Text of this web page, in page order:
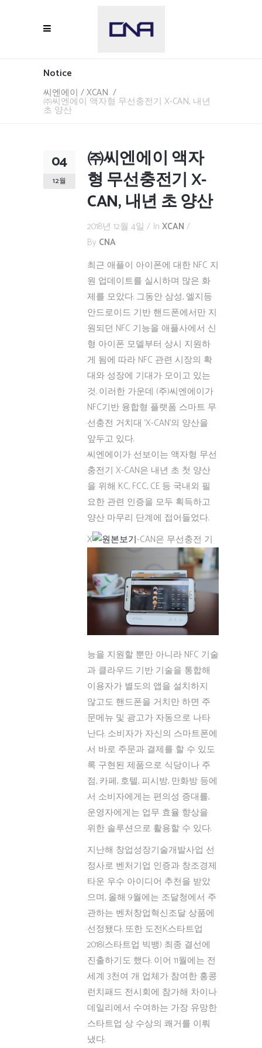
Notice
씨엔에이 /XCAN /
㈜씨엔에이 액자형 무선충전기 X-CAN, 내년
초 양산
04
12월
㈜씨엔에이 액자
형 무선충전기 X-
CAN, 내년 초 양산
2018년 12월 4일 In XCAN
By CNA
최근 애플이 아이폰에 대한 NFC 지
원 업데이트를 실시하며 많은 화
제를 모았다. 그동안 삼성, 엘지등
안드로이드 기반 핸드폰에서만 지
원되던 NFC 기능을 애플사에서 신
형 아이폰 모델부터 상시 지원하
게 됨에 따라 NFC 관련 시장의 확
대와 성장에 기대가 모이고 있는
것. 이러한 가운데 (주)씨엔에이가
NFC기반 융합형 플랫폼 스마트 무
선충전 거치대 ‘X-CAN’의 양산을
앞두고 있다.
씨엔에이가 선보이는 액자형 무선
충전기 X-CAN은 내년 초 첫 양산
을 위해 KC, FCC, CE 등 국내외 필
요한 관련 인증을 모두 획득하고
양산 마무리 단계에 접어들었다.
X
-CAN은 무선충전 기
능을 지원할 뿐만 아니라 NFC 기술
과 클라우드 기반 기술을 통합해
이용자가 별도의 앱을 설치하지
않고도 핸드폰을 거치만 하면 주
문메뉴 및 광고가 자동으로 나타
난다. 소비자가 자신의 스마트폰에
서 바로 주문과 결제를 할 수 있도
록 구현된 제품으로 식당이나 주
점, 카페, 호텔, 피시방, 만화방 등에
서 소비자에게는 편의성 증대를,
운영자에게는 업무 효율 향상을
위한 솔루션으로 활용할 수 있다.
지난해 창업성장기술개발사업 선
정사로 벤처기업 인증과 창조경제
타운 우수 아이디어 추천을 받았
으며, 올해 9월에는 조달청에서 주
관하는 벤처창업혁신조달 상품에
선정됐다. 또한 도전K스타트업
2018(스타트업 빅뱅) 최종 결선에
진출하기도 했다. 이어 11월에는 전
세계 3천여 개 업체가 참여한 홍콩
런치패드 전시회에 참가해 차이나
데일리에서 수여하는 가장 유망한
스타트업 상 수상의 쾌거를 이뤄
냈다.